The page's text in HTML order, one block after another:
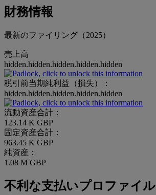
財務情報
最新のファイリング（2025）
売上高
hidden.hidden.hidden.hidden.hidden
税引前当期純利益（損失）：
hidden.hidden.hidden.hidden.hidden
流動資産合計：
123.14 K GBP
固定資産合計：
963.45 K GBP
純資産：
1.08 M GBP
不利な支払いプロファイル